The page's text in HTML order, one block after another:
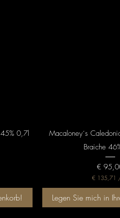
0,7l
Macaloney´s
Braiche
Preis
€
€ 135,71
1
3
Legen Sie mich in